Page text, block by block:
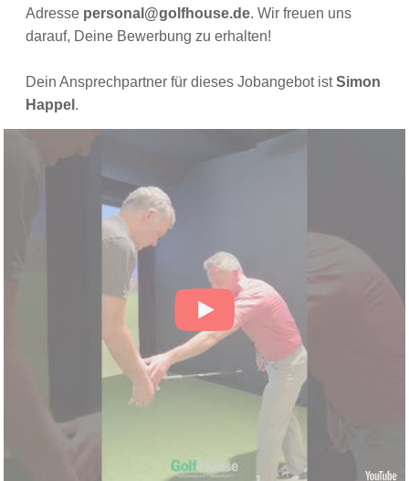
Adresse personal@golfhouse.de. Wir freuen uns
darauf, Deine Bewerbung zu erhalten!
Dein Ansprechpartner für dieses Jobangebot istSimon
Happel .